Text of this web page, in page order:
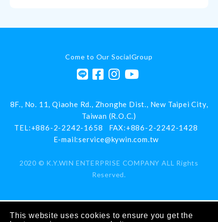
Come to Our SocialGroup
8F., No. 11, Qiaohe Rd., Zhonghe Dist., New Taipei City,
Taiwan (R.O.C.)
TEL:+886-2-2242-1658 FAX:+886-2-2242-1428
E-mail:service@kywin.com.tw
2020 © K.Y.WIN ENTERPRISE COMPANY ALL Rights
Reserved.
This website uses cookies to ensure you get the